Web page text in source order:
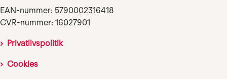
EAN-nummer: 5790002316418
CVR-nummer: 16027901
Privatlivspolitik
Cookies